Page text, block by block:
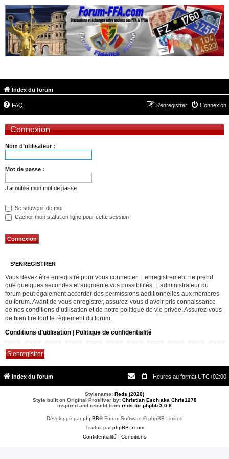
Index du forum
FAQ Connexion
S’enregistrer
Connexion
Nom d’utilisateur :
Mot de passe :
J’ai oublié mon mot de passe
Se souvenir de moi
Cacher mon statut en ligne pour cette session
S’ENREGISTRER
Vous devez être enregistré pour vous connecter. L’enregistrement ne prend
que quelques secondes et augmente vos possibilités. L’administrateur du
forum peut également accorder des permissions additionnelles aux membres
du forum. Avant de vous enregistrer, assurez-vous d’avoir pris connaissance
de nos conditions d’utilisation et de notre politique de vie privée. Assurez-vous
de bien lire tout le règlement du forum.
Conditions d’utilisation
Politique de confidentialité
S’enregistrer
Index du forum Heures au format UTC+02:00
Stylename: Reds (2020)
Style built on Original Prosilver by: Christian Esch aka Chris1278
inspired and rebuild from reds for phpbb 3.0.8
Développé parphpBB® Forum Software © phpBB Limited
Traduit parphpBB-fr.com
Confidentialité
Conditions